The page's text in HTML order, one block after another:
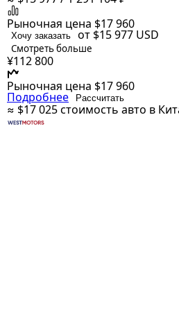
Рыночная цена $17 960
Хочу заказать от $15 977 USD
Смотреть больше
¥112 800
Рыночная цена $17 960
Подробнее Рассчитать
≈ $17 025стоимость авто в